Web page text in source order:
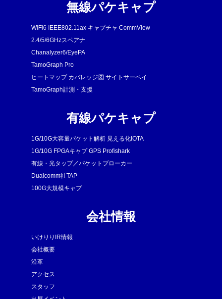
無線パケキャプ
WiFi6 IEEE802.11ax キャプチャ CommView
2.4/5/6GHzスペアナ
Chanalyzer6/EyePA
TamoGraph Pro
ヒートマップ カバレッジ図 サイトサーベイ
TamoGraph計測・支援
有線パケキャプ
1G/10G大容量パケット解析 見える化IOTA
1G/10G FPGAキャプ GPS Profishark
有線・光タップ／パケットブローカー
Dualcomm社TAP
100G大規模キャプ
会社情報
いけりりIR情報
会社概要
沿革
アクセス
スタッフ